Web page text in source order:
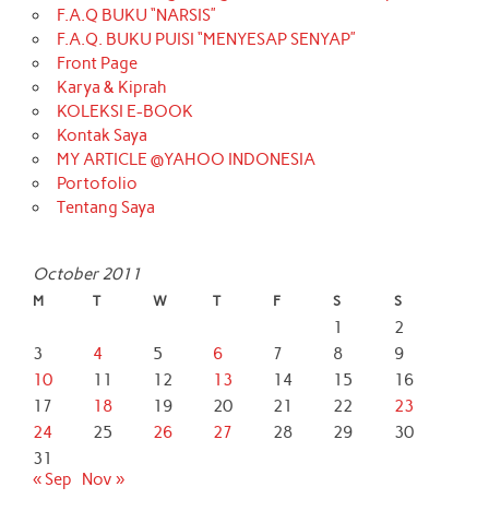
F.A.Q BUKU “NARSIS”
F.A.Q. BUKU PUISI “MENYESAP SENYAP”
Front Page
Karya & Kiprah
KOLEKSI E-BOOK
Kontak Saya
MY ARTICLE @YAHOO INDONESIA
Portofolio
Tentang Saya
October 2011
M T W T F S S
1
2
3
4 5 6 7 8
9
10
11 12 13 14 15
16
17
18 19 20 21 22
23
24
25 26 27 28 29
30
31
« Sep
Nov »